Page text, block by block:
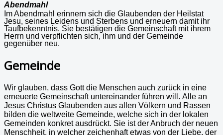
Abendmahl
Im Abendmahl erinnern sich die Glaubenden der Heilstat
Jesu, seines Leidens und Sterbens und erneuern damit ihr
Taufbekenntnis. Sie bestätigen die Gemeinschaft mit ihrem
Herrn und verpflichten sich, ihm und der Gemeinde
gegenüber neu.
Gemeinde
Wir glauben, dass Gott die Menschen auch zurück in eine
erneuerte Gemeinschaft untereinander führen will. Alle an
Jesus Christus Glaubenden aus allen Völkern und Rassen
bilden die weltweite Gemeinde, welche sich in der lokalen
Gemeinden konkret ausdrückt. Sie ist der Anbruch der neuen
Menschheit, in welcher zeichenhaft etwas von der Liebe, der